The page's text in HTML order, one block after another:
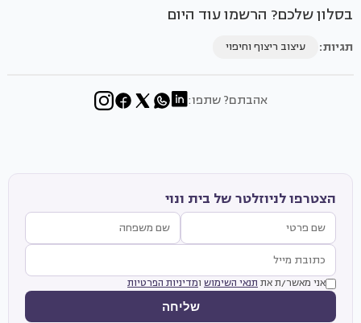
בסלון שלכם? הרשמו עוד היום
תגיות: עיצוב ריצוף וחיפוי
אהבתם? שתפו:
הצטרפו לניוזלטר של בית ונוי
אני מאשר/ת את תנאי השימוש ומדיניות הפרטיות
שליחה